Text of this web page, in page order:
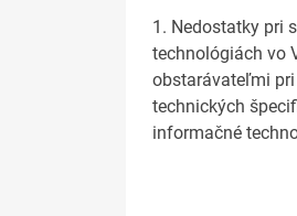
1. Nedostatky pri
technológiách vo
obstarávateľmi
technických
informačné